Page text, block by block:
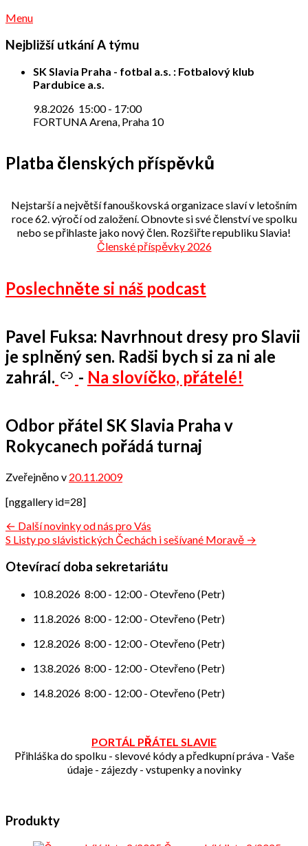
Menu
Nejbližší utkání A týmu
SK Slavia Praha - fotbal a.s. : Fotbalový klub
Pardubice a.s.
9.8.2026 15:00- 17:00
FORTUNA Arena, Praha 10
Platba členských příspěvků
Nejstarší a největší fanouškovská organizace slaví v letošním
roce 62. výročí od založení. Obnovte si své členství ve spolku
nebo se přihlaste jako nový člen. Rozšiřte republiku Slavia!
Členské příspěvky 2026
Poslechněte si náš podcast
Pavel Fuksa: Navrhnout dresy pro Slavii
je splněný sen. Radši bych si za ni ale
zahrál.
- Na slovíčko, přátelé!
Odbor přátel SK Slavia Praha v
Rokycanech pořádá turnaj
Zveřejněno v 20.11.2009od
[nggallery id=28]
Navigace
pro
příspěvek
← Další novinky od nás pro Vás
S Listy po slávistických Čechách i sešívané Moravě →
Otevírací doba sekretariátu
10.8.2026 8:00- 12:00- Otevřeno (Petr)
11.8.2026 8:00- 12:00- Otevřeno (Petr)
12.8.2026 8:00- 12:00- Otevřeno (Petr)
13.8.2026 8:00- 12:00- Otevřeno (Petr)
14.8.2026 8:00- 12:00- Otevřeno (Petr)
PORTÁL PŘÁTEL SLAVIE
Přihláška do spolku - slevové kódy a předkupní práva - Vaše
údaje - zájezdy - vstupenky a novinky
Produkty